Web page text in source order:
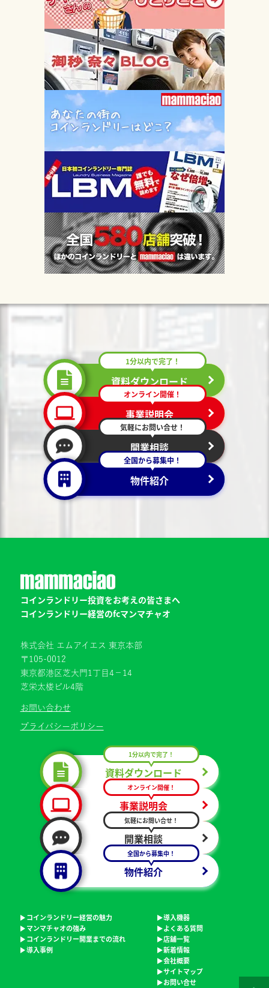
資料ダウンロード
1分以内で完了！
事業説明会
オンライン開催！
開業相談
気軽にお問い合せ！
物件紹介
全国から募集中！
コインランドリー投資をお考えの皆さまへ
コインランドリー経営のfcマンマチャオ
株式会社 エムアイエス 東京本部
〒105-0012
東京都港区芝大門1丁目4−14
芝栄太楼ビル4階
お問い合わせ
プライバシーポリシー
資料ダウンロード
1分以内で完了！
事業説明会
オンライン開催！
開業相談
気軽にお問い合せ！
物件紹介
全国から募集中！
コインランドリー経営の魅力
マンマチャオの強み
コインランドリー開業までの流れ
導入事例
導入機器
よくある質問
店舗一覧
新着情報
会社概要
サイトマップ
お問い合せ